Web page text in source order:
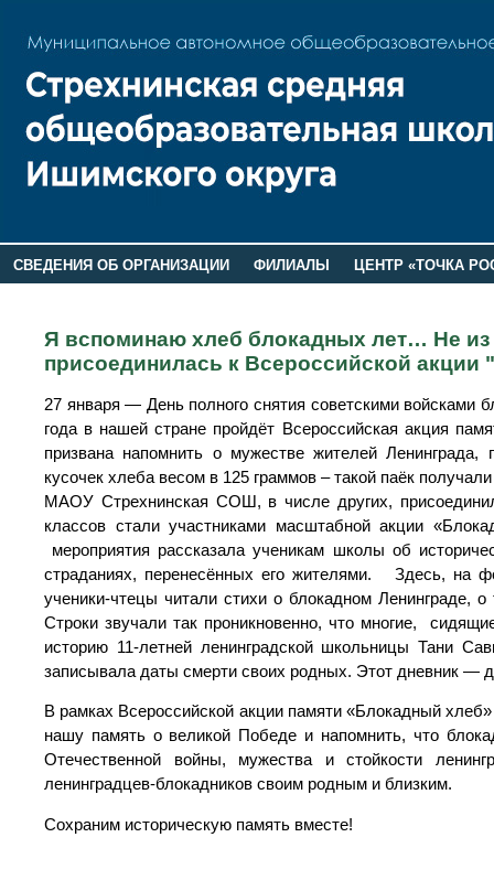
СВЕДЕНИЯ ОБ ОРГАНИЗАЦИИ ФИЛИАЛЫ
ЦЕНТР «ТОЧКА
Я вспоминаю хлеб блокадных лет… Не
присоединилась к Всероссийской
27 января — День полного снятия советскими войсками
года в нашей стране пройдёт Всероссийская акция
призвана напомнить о мужестве жителей
кусочек хлеба весом в 125 граммов – такой паёк
МАОУ Стрехнинская СОШ, в числе других,
классов стали участниками масштабной акции
мероприятия рассказала ученикам школы об
страданиях, перенесённых его жителями. Здесь, на
ученики-чтецы читали стихи о блокадном Ленинграде,
Строки звучали так проникновенно, что многие,
историю 11-летней ленинградской школьницы Тани
записывала даты смерти своих родных. Этот дневник —
В рамках Всероссийской акции памяти «Блокадный
нашу память о великой Победе и напомнить, что
Отечественной войны, мужества и стойкости
ленинградцев-блокадников своим родным и близким.
Сохраним историческую память вместе!